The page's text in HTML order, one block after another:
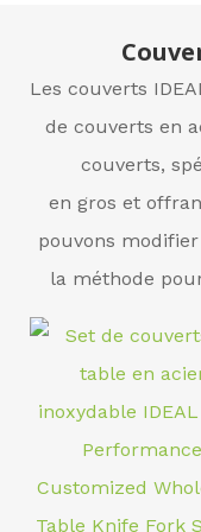
Les couverts
de couverts en
couverts,
en gros et
pouvons
la méthode